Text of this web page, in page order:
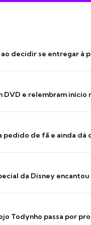
decidir se entregar à
DVD e relembram início
pedido de fã e ainda dá
da Disney encantou
Todynho passa por